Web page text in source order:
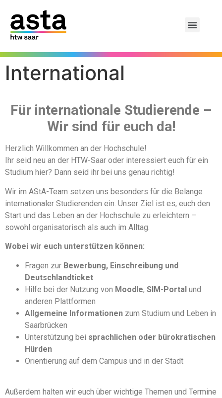
International
Für internationale Studierende –
Wir sind für euch da!
Herzlich Willkommen an der Hochschule!
Ihr seid neu an der HTW-Saar oder interessiert euch für ein
Studium hier? Dann seid ihr bei uns genau richtig!
Wir im AStA-Team setzen uns besonders für die Belange
internationaler Studierenden ein. Unser Ziel ist es, euch den
Start und das Leben an der Hochschule zu erleichtern –
sowohl organisatorisch als auch im Alltag.
Wobei wir euch unterstützen können:
Fragen zur Bewerbung, Einschreibung und
Deutschlandticket
Hilfe bei der Nutzung von Moodle, SIM-Portal und
anderen Plattformen
Allgemeine Informationen zum Studium und Leben in
Saarbrücken
Unterstützung bei sprachlichen oder bürokratischen
Hürden
Orientierung auf dem Campus und in der Stadt
Außerdem halten wir euch über wichtige Themen und Termine